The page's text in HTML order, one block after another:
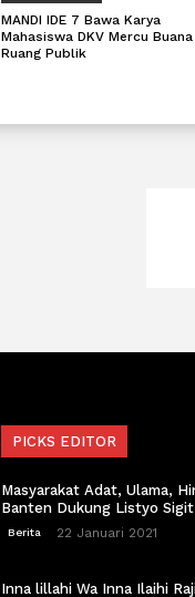
MANDI IDE 7 Bawa Karya
Mahasiswa DKV Mercu
Ruang Publik
PICKS EDITOR
Masyarakat Adat, Ulama,
Banten Dukung Listyo
Berita 22 Januari 2021
Inna lillahi Wa Inna Ilaihi